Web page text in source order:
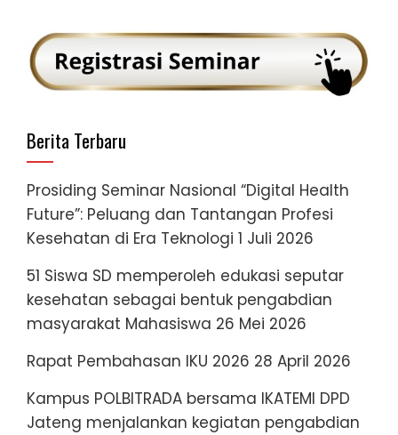
Berita Terbaru
Prosiding Seminar Nasional “Digital Health
Future”: Peluang dan Tantangan Profesi
Kesehatan di Era Teknologi 1 Juli 2026
51 Siswa SD memperoleh edukasi seputar
kesehatan sebagai bentuk pengabdian
masyarakat Mahasiswa 26 Mei 2026
Rapat Pembahasan IKU 2026 28 April 2026
Kampus POLBITRADA bersama IKATEMI DPD
Jateng menjalankan kegiatan pengabdian